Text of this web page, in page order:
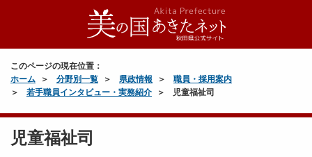
このページの現在位置：
ホーム
分野別一覧 県政情報
職員・採用案内
若手職員インタビュー・実務紹介
児童福祉司
児童福祉司